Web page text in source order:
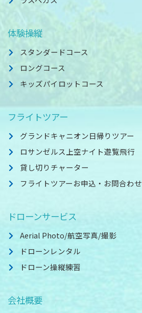
体験操縦
スタンダードコース
ロングコース
キッズパイロットコース
フライトツアー
グランドキャニオン日帰りツアー
ロサンゼルス上空ナイト遊覧飛行
貸し切りチャーター
フライトツアーお申込・お問合わせ
ドローンサービス
Aerial Photo/航空写真/撮影
ドローンレンタル
ドローン操縦練習
会社概要